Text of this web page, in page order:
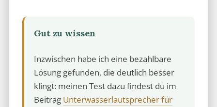
Gut zu wissen
Inzwischen habe ich eine bezahlbare
Lösung gefunden, die deutlich besser
klingt: meinen Test dazu findest du im
Beitrag Unterwasserlautsprecher für